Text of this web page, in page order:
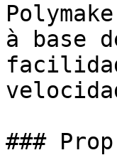
à base
###